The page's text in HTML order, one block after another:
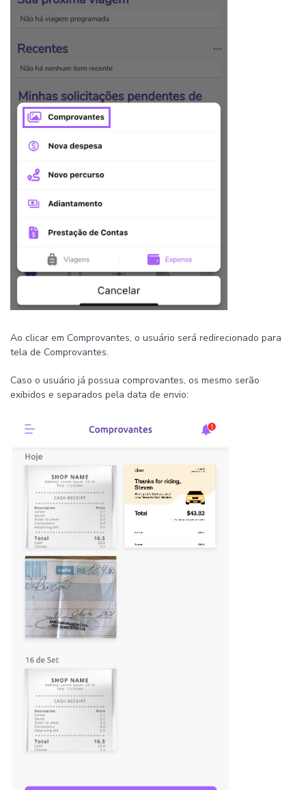
Ao clicar em Comprovantes, o usuário será redirecionado para
tela de Comprovantes.
Caso o usuário já possua comprovantes, os mesmo serão
exibidos e separados pela data de envio: